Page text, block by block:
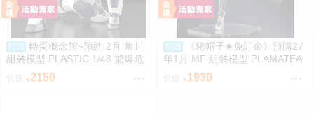
預購
轉蛋概念館~預約 2月 角川
組裝模型 PLASTIC 1/48 驚爆危
機 強弩兵 ARX-7 一般版
售價 2150
預購
《豬帽子✬免訂金》預購27
年1月 MF 組裝模型 PLAMATEA
繪師toridamono MX醬 0906
售價 1930